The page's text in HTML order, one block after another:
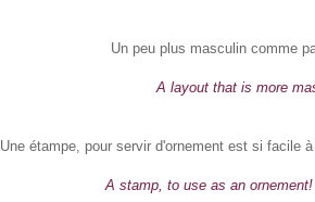
Un peu plus masculin comme
A layout that is more
Une étampe, pour servir d'ornement est si facile
A stamp, to use as an